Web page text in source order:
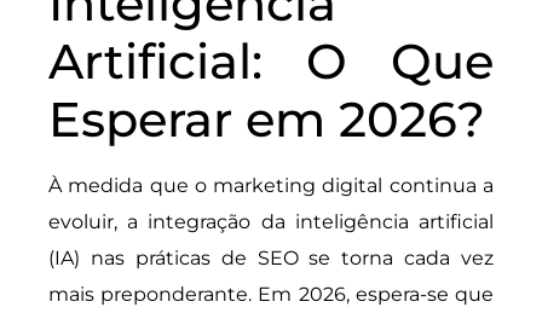
Artificial: O Que
Esperar em 2026?
À medida que o marketing digital continua a
evoluir, a integração da inteligência artificial
(IA) nas práticas de SEO se torna cada vez
mais preponderante. Em 2026, espera-se que